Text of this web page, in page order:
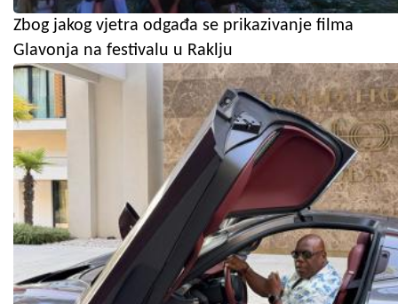
Zbog jakog vjetra odgađa se prikazivanje filma
Glavonja na festivalu u Raklju